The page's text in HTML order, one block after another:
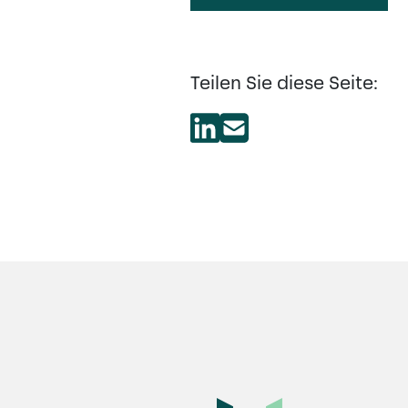
Teilen Sie diese Seite: